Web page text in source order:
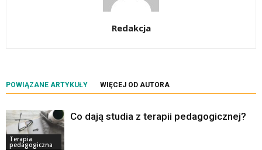
Redakcja
POWIĄZANE ARTYKUŁY WIĘCEJ OD AUTORA
Terapia
pedagogiczna
Co dają studia z terapii pedagogicznej?